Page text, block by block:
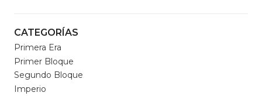
CATEGORÍAS
Primera Era
Primer Bloque
Segundo Bloque
Imperio